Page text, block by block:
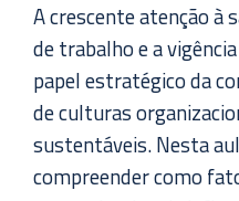
A crescente atenção à
de trabalho e a
papel estratégico da
de culturas
sustentáveis. Nesta
compreender como